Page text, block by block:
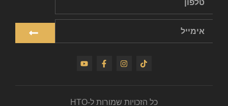
כל הזכויות שמורות ל-HTO